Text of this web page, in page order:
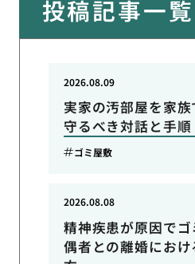
投稿記事一覧
実家の汚部屋を家
守るべき対話と手順
2026.08.09
ゴミ屋敷
精神疾患が原因で
偶者との離婚にお
2026.08.08